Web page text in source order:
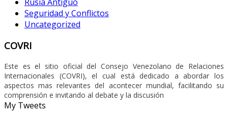
Seguridad y Conflictos
Uncategorized
COVRI
Este es el sitio oficial del Consejo Venezolano de Relaciones
Internacionales (COVRI), el cual está dedicado a abordar los
aspectos mas relevantes del acontecer mundial, facilitando su
comprensión e invitando al debate y la discusión
My Tweets